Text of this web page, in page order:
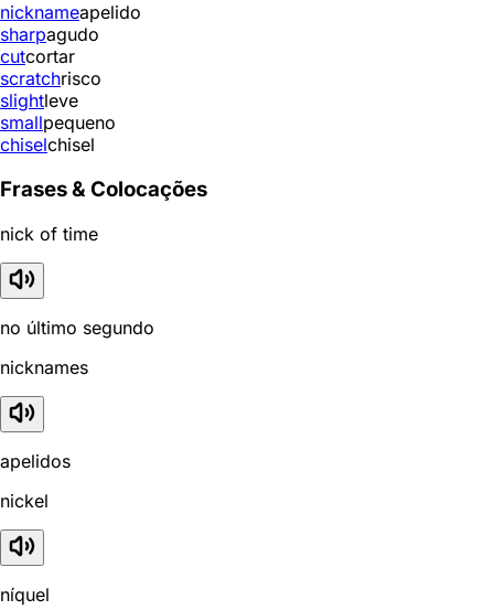
nicknameapelido
sharpagudo
cutcortar
scratchrisco
slightleve
smallpequeno
chiselchisel
Frases & Colocações
nick of time
no último segundo
nicknames
apelidos
nickel
níquel